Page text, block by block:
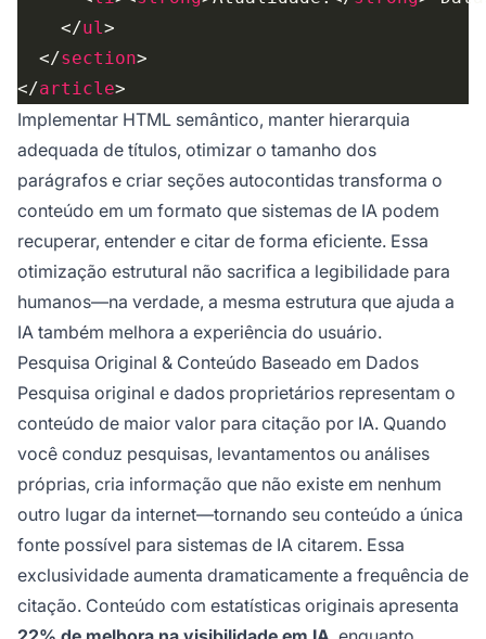
    </
ul
  </
section
</article
Implementar HTML semântico, manter hierarquia
adequada de títulos, otimizar o tamanho dos
parágrafos e criar seções autocontidas transforma o
conteúdo em um formato que sistemas de IA podem
recuperar, entender e citar de forma eficiente. Essa
otimização estrutural não sacrifica a legibilidade para
humanos—na verdade, a mesma estrutura que ajuda a
IA também melhora a experiência do usuário.
Pesquisa Original & Conteúdo Baseado em Dados
Pesquisa original e dados proprietários representam o
conteúdo de maior valor para citação por IA. Quando
você conduz pesquisas, levantamentos ou análises
próprias, cria informação que não existe em nenhum
outro lugar da internet—tornando seu conteúdo a única
fonte possível para sistemas de IA citarem. Essa
exclusividade aumenta dramaticamente a frequência de
citação. Conteúdo com estatísticas originais apresenta